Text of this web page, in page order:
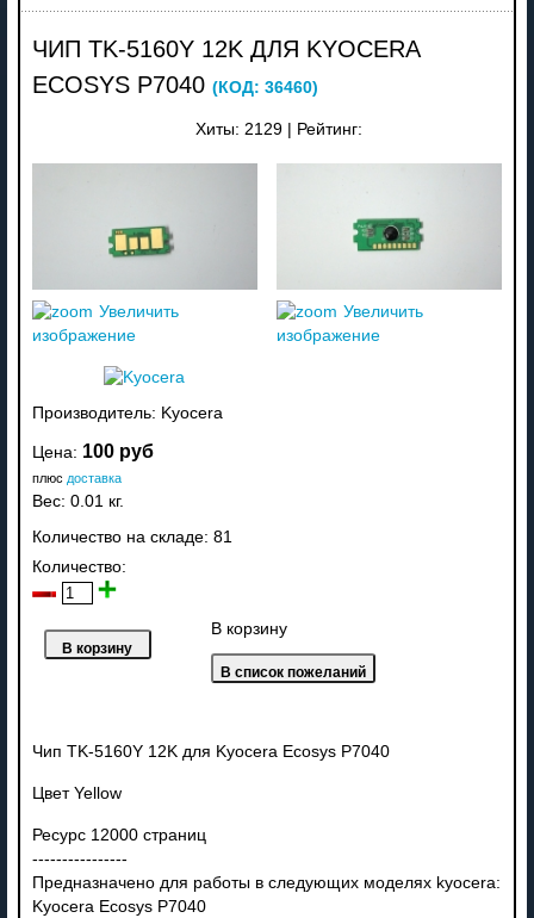
ЧИП TK-5160Y 12K ДЛЯ KYOCERA
ECOSYS P7040 (КОД: 36460)
Хиты: 2129 Рейтинг:
Увеличить
изображение
Увеличить
изображение
Производитель: Kyocera
Цена: 100 руб
плюс доставка
Вес: 0.01 кг.
Количество на складе: 81
Количество:
В корзину
Чип TK-5160Y 12K для Kyocera Ecosys P7040
Цвет Yellow
Ресурс 12000 страниц
----------------
Предназначено для работы в следующих моделях kyocera:
Kyocera Ecosys P7040